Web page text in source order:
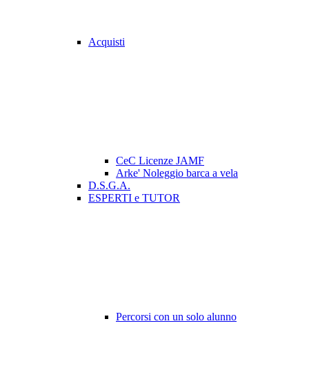
Acquisti
CeC Licenze JAMF
Arke' Noleggio barca a vela
D.S.G.A.
ESPERTI e TUTOR
Percorsi con un solo alunno